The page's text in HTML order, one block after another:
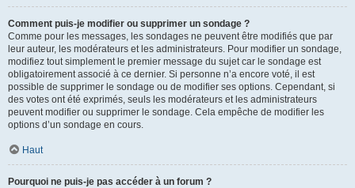
Comment puis-je modifier ou supprimer un sondage ?
Comme pour les messages, les sondages ne peuvent être modifiés que par
leur auteur, les modérateurs et les administrateurs. Pour modifier un sondage,
modifiez tout simplement le premier message du sujet car le sondage est
obligatoirement associé à ce dernier. Si personne n’a encore voté, il est
possible de supprimer le sondage ou de modifier ses options. Cependant, si
des votes ont été exprimés, seuls les modérateurs et les administrateurs
peuvent modifier ou supprimer le sondage. Cela empêche de modifier les
options d’un sondage en cours.
Haut
Pourquoi ne puis-je pas accéder à un forum ?